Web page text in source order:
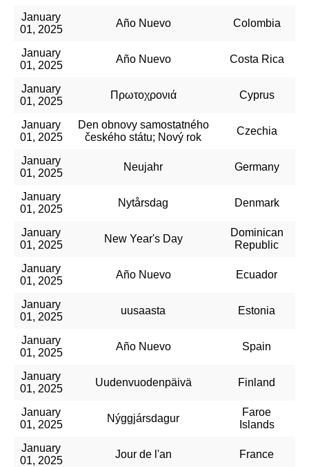
January
01, 2025
Año Nuevo Colombia
January
01, 2025
Año Nuevo Costa Rica
January
01, 2025
Πρωτοχρονιά Cyprus
January
01, 2025
Den obnovy samostatného
českého státu; Nový rok
Czechia
January
01, 2025
Neujahr Germany
January
01, 2025
Nytårsdag Denmark
January
01, 2025
New Year's Day
Dominican
Republic
January
01, 2025
Año Nuevo Ecuador
January
01, 2025
uusaasta Estonia
January
01, 2025
Año Nuevo Spain
January
01, 2025
Uudenvuodenpäivä Finland
January
01, 2025
Nýggjársdagur
Faroe
Islands
January
01, 2025
Jour de l'an France